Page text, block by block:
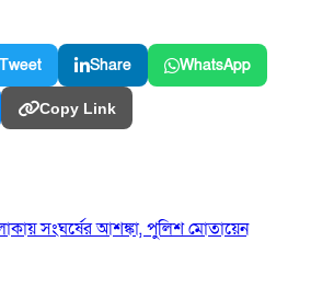
Tweet Share WhatsApp
Copy Link
সংঘর্ষের আশঙ্কা, পুলিশ মোতায়েন